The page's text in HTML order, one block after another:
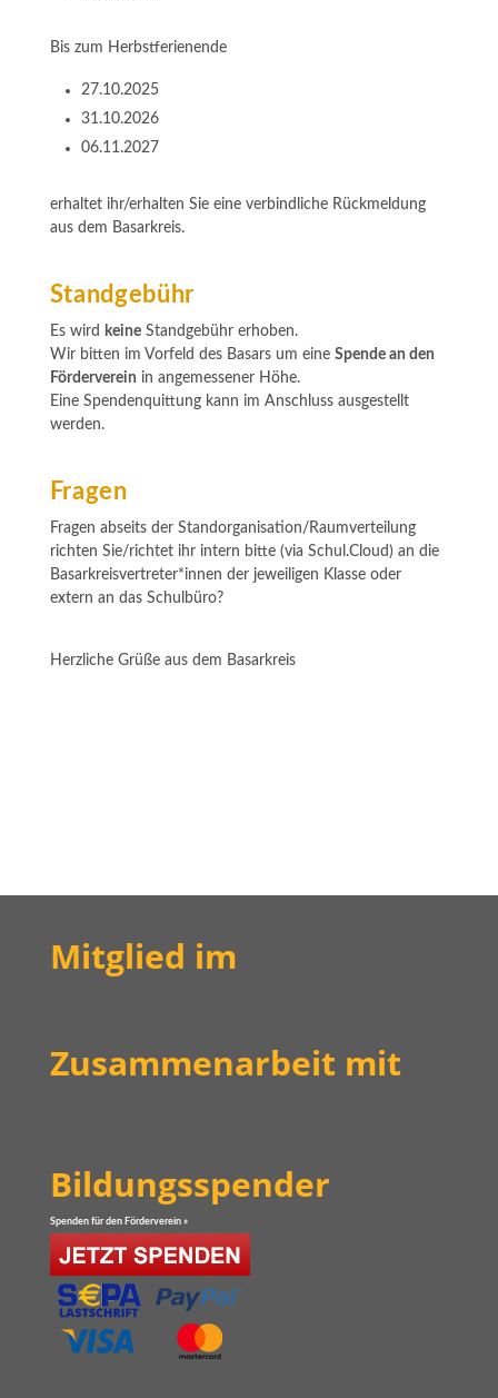
Bis zum Herbstferienende
27.10.2025
31.10.2026
06.11.2027
erhaltet ihr/erhalten Sie eine verbindliche Rückmeldung
aus dem Basarkreis.
Standgebühr
Es wird keineStandgebühr erhoben.
Wir bitten im Vorfeld des Basars um eine Spende an den
Förderverein in angemessener Höhe.
Eine Spendenquittung kann im Anschluss ausgestellt
werden.
Fragen
Fragen abseits der Standorganisation/Raumverteilung
richten Sie/richtet ihr intern bitte (via Schul.Cloud) an die
Basarkreisvertreter*innen der jeweiligen Klasse oder
extern an das Schulbüro?
Herzliche Grüße aus dem Basarkreis
Mitglied im
Zusammenarbeit mit
Bildungsspender
Spenden für den Förderverein »